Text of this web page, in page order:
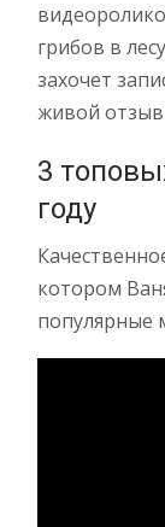
грибов в
захочет
живой отзыв
3
году
котором
популярные